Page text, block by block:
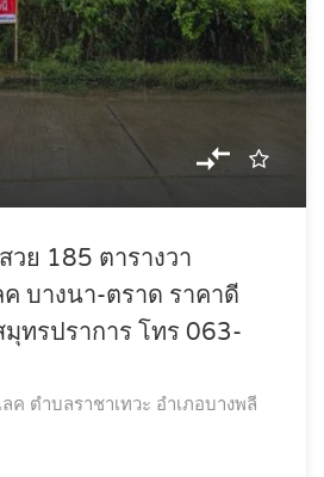
ย 185 ตารางวา
บางนา-ตราด ราคาดี
มุทรปราการ โทร 063-
ค ตำบลราชาเทวะ อำเภอบางพลี